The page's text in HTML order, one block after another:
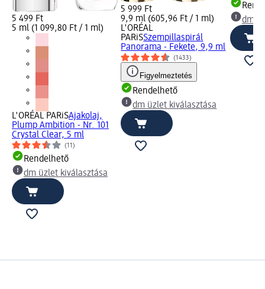
5 499 Ft
5 ml (1 099,80 Ft / 1 ml)
L'ORÉAL PARiSAjakolaj,
Plump Ambition - Nr. 101
Crystal Clear, 5 ml
(11)
Rendelhető
dm üzlet kiválasztása
5 999 Ft
9,9 ml (605,96 Ft / 1 ml)
L'ORÉAL
PARiSSzempillaspirál
Panorama - Fekete, 9,9 ml
(1433)
Figyelmeztetés
Rendelhető
dm üzlet kiválasztása
dm